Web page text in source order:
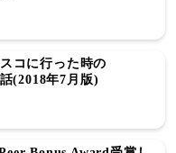
コに行った時の
(2018年7月版)